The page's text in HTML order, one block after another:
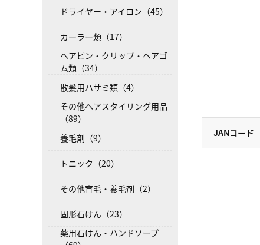
JANコード
ドライヤー・アイロン（45）
カーラー類（17）
ヘアピン・クリップ・ヘアゴ
ム類（34）
散髪用ハサミ類（4）
その他ヘアスタイリング用品
（89）
養毛剤（9）
トニック（20）
その他育毛・養毛剤（2）
固形石けん（23）
薬用石けん・ハンドソープ